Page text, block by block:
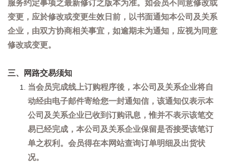
服务约定事项之最新修订之版本为准。如会员不同意修改或
变更，应於修改或变更生效日前，以书面通知本公司及关系
企业，由双方协商相关事宜，如逾期未为通知，应视为同意
修改或变更。
三、网路交易须知
当会员完成线上订购程序後，本公司及关系企业将自
动经由电子邮件寄给您一封通知信，该通知仅表示本
公司及关系企业已收到订购讯息，惟并不表示该笔交
易已经完成，本公司及关系企业保留是否接受该笔订
单之权利。会员得在本网站查询订单明细及出货状
况。